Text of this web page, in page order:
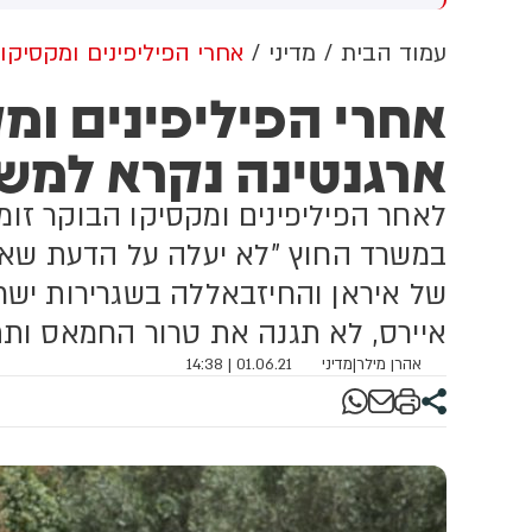
פעולה יהודי ערבי בתחום
ויגיע לקו הסיום.
בהצלחה בהמשך דרכו"
עמוד הבית מדיני אחרי הפיליפינים
אחרי הפיליפינים
ארגנטינה נקרא
לאחר הפיליפינים ומקסיקו הבוקר
במשרד החוץ "לא יעלה על הדעת
של איראן והחיזבאללה בשגרירות
איירס, לא תגנה את טרור החמאס
אהרן מילר|מדיני 01.06.21 | 14:38